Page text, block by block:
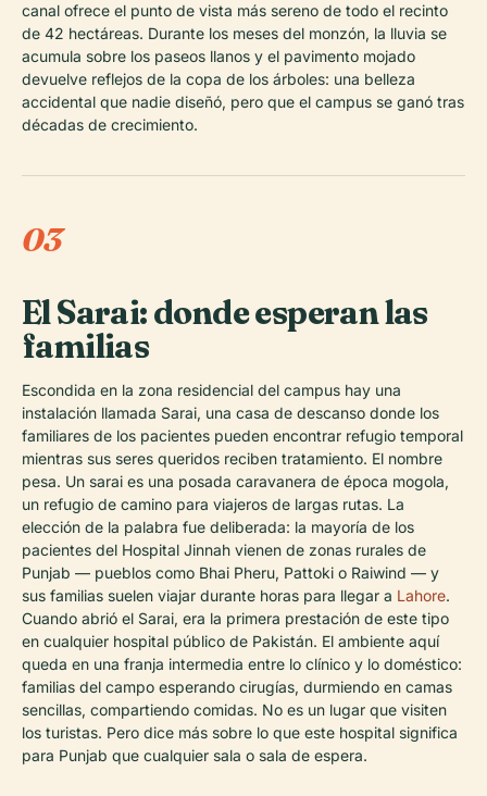
canal ofrece el punto de vista más sereno de todo el recinto
de 42 hectáreas. Durante los meses del monzón, la lluvia se
acumula sobre los paseos llanos y el pavimento mojado
devuelve reflejos de la copa de los árboles: una belleza
accidental que nadie diseñó, pero que el campus se ganó tras
décadas de crecimiento.
03
El Sarai: donde esperan las
familias
Escondida en la zona residencial del campus hay una
instalación llamada Sarai, una casa de descanso donde los
familiares de los pacientes pueden encontrar refugio temporal
mientras sus seres queridos reciben tratamiento. El nombre
pesa. Un sarai es una posada caravanera de época mogola,
un refugio de camino para viajeros de largas rutas. La
elección de la palabra fue deliberada: la mayoría de los
pacientes del Hospital Jinnah vienen de zonas rurales de
Punjab — pueblos como Bhai Pheru, Pattoki o Raiwind — y
sus familias suelen viajar durante horas para llegar a Lahore.
Cuando abrió el Sarai, era la primera prestación de este tipo
en cualquier hospital público de Pakistán. El ambiente aquí
queda en una franja intermedia entre lo clínico y lo doméstico:
familias del campo esperando cirugías, durmiendo en camas
sencillas, compartiendo comidas. No es un lugar que visiten
los turistas. Pero dice más sobre lo que este hospital significa
para Punjab que cualquier sala o sala de espera.